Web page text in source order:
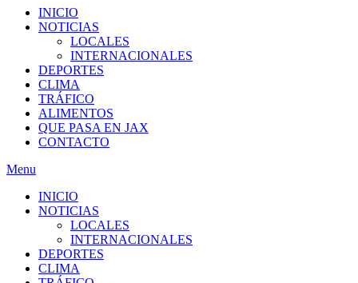
INICIO
NOTICIAS
LOCALES
INTERNACIONALES
DEPORTES
CLIMA
TRÁFICO
ALIMENTOS
QUE PASA EN JAX
CONTACTO
Menu
INICIO
NOTICIAS
LOCALES
INTERNACIONALES
DEPORTES
CLIMA